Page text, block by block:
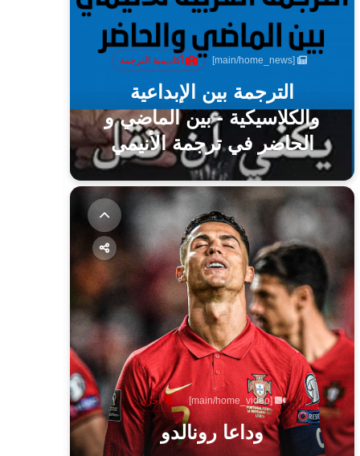
[main/home_news] أكاديمية الترجمة
الترجمة بين الإبداعية
والكلاسيكية - بين الماضي و
الحاضر في ترجمة الأنيمي
[main/home_video] أخرى
وداعا رونالدو